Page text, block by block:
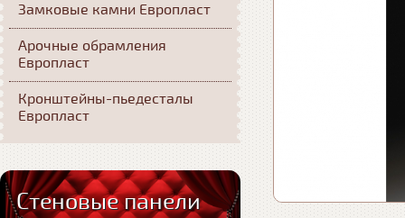
Замковые камни Европласт
Арочные обрамления
Европласт
Кронштейны-пьедесталы
Европласт
Стеновые панели